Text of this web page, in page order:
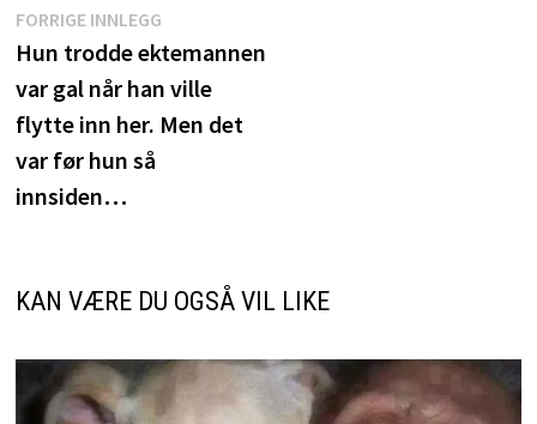
Innleggsnavigasjon
FORRIGE INNLEGGForrige
innlegg:
Hun trodde ektemannen
var gal når han ville
flytte inn her. Men det
var før hun så
innsiden…
KAN VÆRE DU OGSÅ VIL LIKE